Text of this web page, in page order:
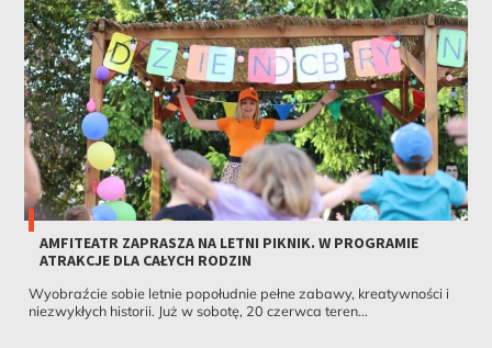
AMFITEATR ZAPRASZA NA LETNI PIKNIK. W PROGRAMIE
ATRAKCJE DLA CAŁYCH RODZIN
Wyobraźcie sobie letnie popołudnie pełne zabawy, kreatywności i
niezwykłych historii. Już w sobotę, 20 czerwca teren...